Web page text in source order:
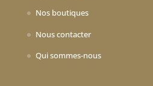
Nos boutiques
Nous contacter
Qui sommes-nous